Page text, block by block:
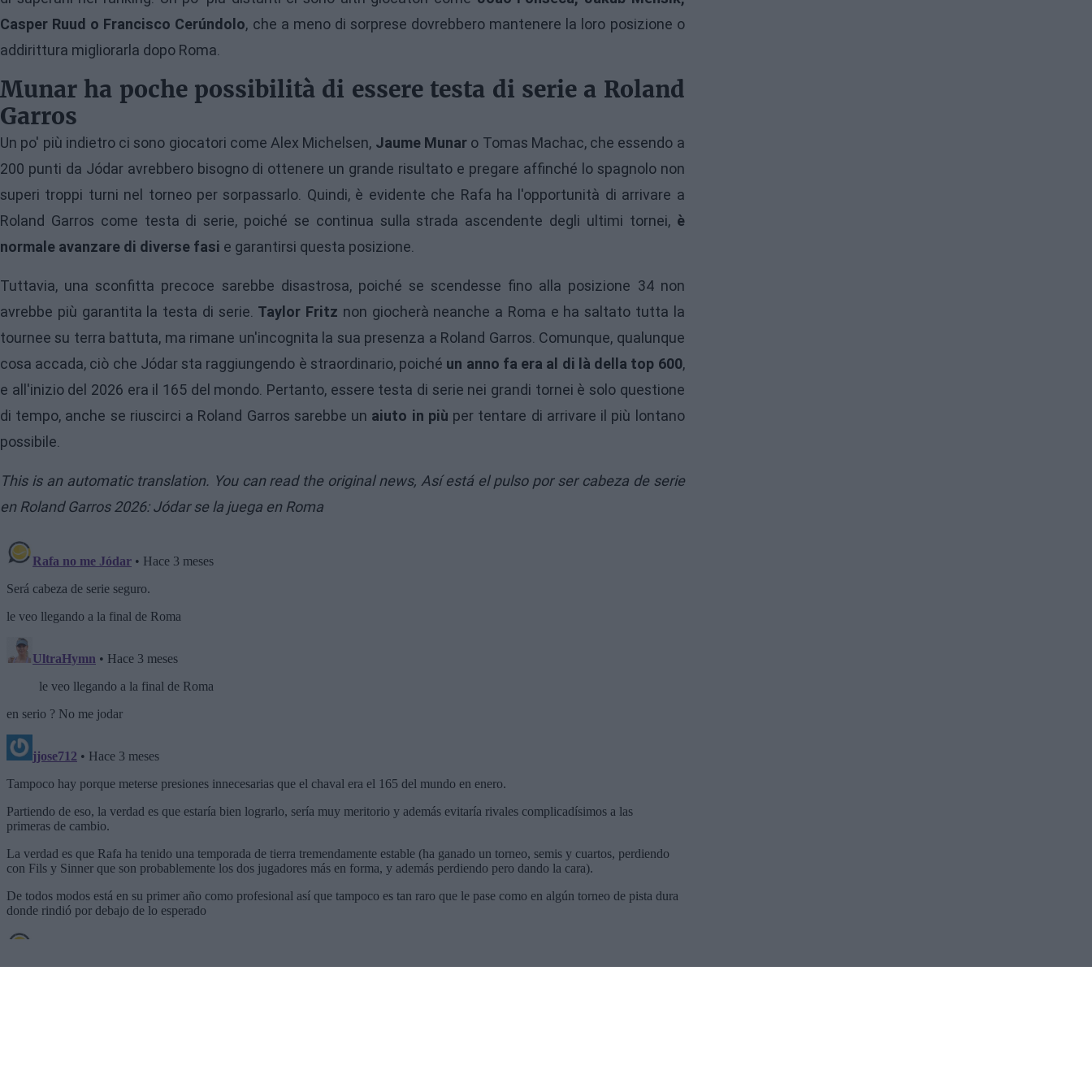
Casper Ruud o Francisco Cerúndolo, che a meno di sorprese dovrebbero mantenere la loro posizione o
addirittura migliorarla dopo Roma.
Munar ha poche possibilità di essere testa di serie a Roland
Garros
Un po' più indietro ci sono giocatori come Alex Michelsen, Jaume Munar o Tomas Machac, che essendo a
200 punti da Jódar avrebbero bisogno di ottenere un grande risultato e pregare affinché lo spagnolo non
superi troppi turni nel torneo per sorpassarlo. Quindi, è evidente che Rafa ha l'opportunità di arrivare a
Roland Garros come testa di serie, poiché se continua sulla strada ascendente degli ultimi tornei, è
normale avanzare di diverse fasi e garantirsi questa posizione.
Tuttavia, una sconfitta precoce sarebbe disastrosa, poiché se scendesse fino alla posizione 34 non
avrebbe più garantita la testa di serie. Taylor Fritz non giocherà neanche a Roma e ha saltato tutta la
tournee su terra battuta, ma rimane un'incognita la sua presenza a Roland Garros. Comunque, qualunque
cosa accada, ciò che Jódar sta raggiungendo è straordinario, poiché un anno fa era al di là della top 600,
e all'inizio del 2026 era il 165 del mondo. Pertanto, essere testa di serie nei grandi tornei è solo questione
di tempo, anche se riuscirci a Roland Garros sarebbe un aiuto in più per tentare di arrivare il più lontano
possibile.
This is an automatic translation. You can read the original news,Así está el pulso por ser cabeza de serie
en Roland Garros 2026: Jódar se la juega en Roma